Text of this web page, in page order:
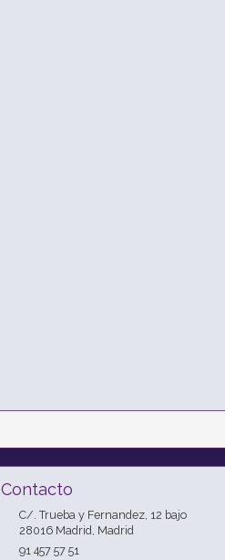
Contacto
C/. Trueba y Fernandez, 12 bajo
28016 Madrid, Madrid
91 457 57 51